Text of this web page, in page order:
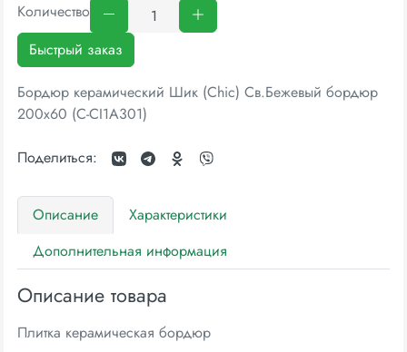
Количество
Быстрый заказ
Бордюр керамический Шик (Chic) Св.Бежевый бордюр
200х60 (C-CI1А301)
Поделиться:
Описание
Характеристики
Дополнительная информация
Описание товара
Плитка керамическая бордюр